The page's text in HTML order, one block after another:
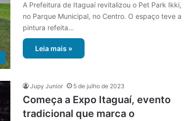
A Prefeitura de Itaguaí revitalizou o Pet Park Ikki,
no Parque Municipal, no Centro. O espaço teve a
pintura refeita…
Leia mais »
Jupy Junior 5 de julho de 2023
Começa a Expo Itaguaí, evento
tradicional que marca o